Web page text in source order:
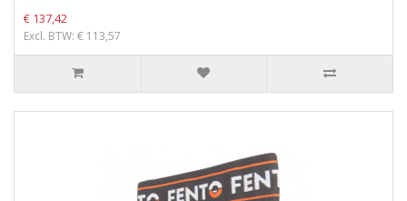
€ 137,42
Excl. BTW: € 113,57